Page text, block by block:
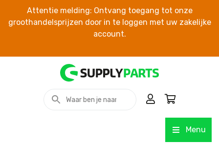
Attentie melding: Ontvang toegang tot onze
groothandelsprijzen door in te loggen met uw zakelijke
account.
Menu